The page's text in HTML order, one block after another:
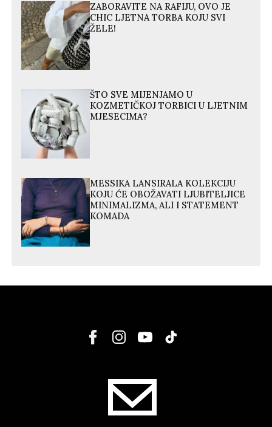
ZABORAVITE NA RAFIJU, OVO JE
CHIC LJETNA TORBA KOJU SVI
ŽELE!
ŠTO SVE MIJENJAMO U
KOZMETIČKOJ TORBICI U LJETNIM
MJESECIMA?
MESSIKA LANSIRALA KOLEKCIJU
KOJU ĆE OBOŽAVATI LJUBITELJICE
MINIMALIZMA, ALI I STATEMENT
KOMADA